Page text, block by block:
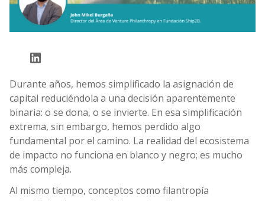
LinkedIn
Durante años, hemos simplificado la asignación de
capital reduciéndola a una decisión aparentemente
binaria: o se dona, o se invierte. En esa simplificación
extrema, sin embargo, hemos perdido algo
fundamental por el camino. La realidad del ecosistema
de impacto no funciona en blanco y negro; es mucho
más compleja.
Al mismo tiempo, conceptos como filantropía